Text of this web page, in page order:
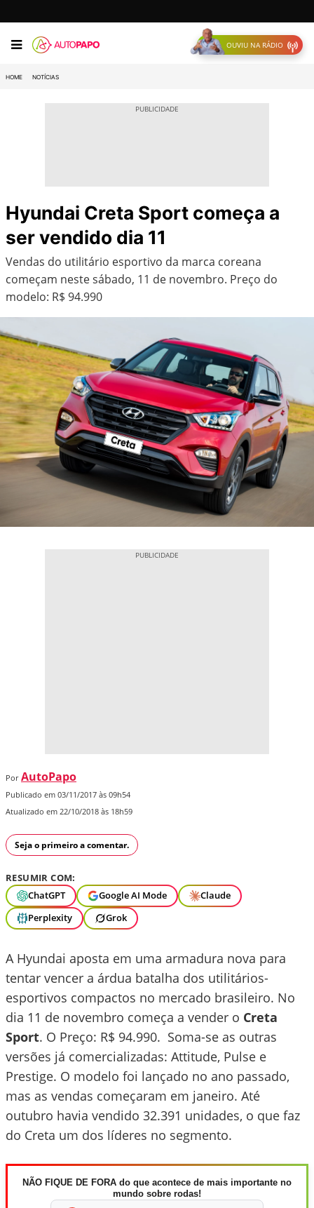
OUVIU NA RÁDIO
HOME NOTÍCIAS
Hyundai Creta Sport começa a
ser vendido dia 11
Vendas do utilitário esportivo da marca coreana
começam neste sábado, 11 de novembro. Preço do
modelo: R$ 94.990
Por AutoPapo
Publicado em 03/11/2017 às 09h54
Atualizado em 22/10/2018 às 18h59
Seja o primeiro a comentar.
RESUMIR COM:
ChatGPT
Google AI Mode
Claude
Perplexity
Grok
A Hyundai aposta em uma armadura nova para
tentar vencer a árdua batalha dos utilitários-
esportivos compactos no mercado brasileiro. No
dia 11 de novembro começa a vender o Creta
Sport. O Preço: R$ 94.990. Soma-se as outras
versões já comercializadas: Attitude, Pulse e
Prestige. O modelo foi lançado no ano passado,
mas as vendas começaram em janeiro. Até
outubro havia vendido 32.391 unidades, o que faz
do Creta um dos líderes no segmento.
NÃO FIQUE DE FORA do que acontece de mais importante no
mundo sobre rodas!